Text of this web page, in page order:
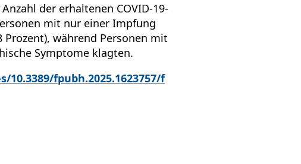
der erhaltenen COVID-19-
mit nur einer Impfung
während Personen mit
Symptome klagten.
fpubh.2025.1623757/f